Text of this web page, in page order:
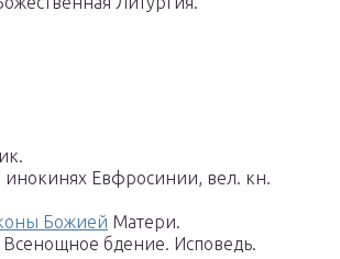
инокинях Евфросинии, вел. кн.
Божией Матери.
бдение. Исповедь.